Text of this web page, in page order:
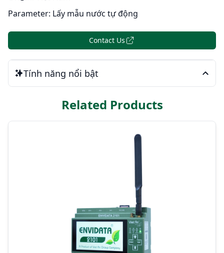
Parameter: Lấy mẫu nước tự động
Contact Us
Tính năng nổi bật
Related Products